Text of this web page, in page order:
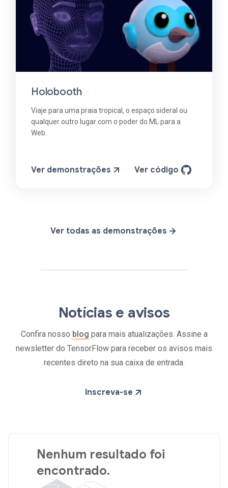
Holobooth
Viaje para uma praia tropical, o espaço sideral ou
qualquer outro lugar com o poder do ML para a
Web.
Ver demonstrações Ver código
Ver todas as demonstrações
Notícias e avisos
Confira nosso blog para mais atualizações. Assine a
newsletter do TensorFlow para receber os avisos mais
recentes direto na sua caixa de entrada.
Inscreva-se
Nenhum resultado foi
encontrado.